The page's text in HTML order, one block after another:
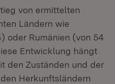
von ermittelten
Ländern wie
oder Rumänien (von 54
Entwicklung hängt
den Zuständen und der
Herkunftsländern